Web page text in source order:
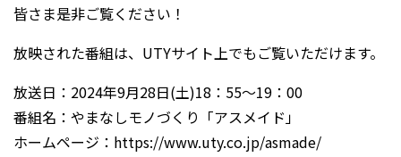
皆さま是非ご覧ください！
放映された番組は、UTYサイト上でもご覧いただけます。
放送日：2024年9月28日(土)18：55～19：00
番組名：やまなしモノづくり「アスメイド」
ホームページ： https://www.uty.co.jp/asmade/